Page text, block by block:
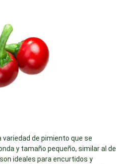
variedad de pimiento que se
y tamaño pequeño, similar al de
ideales para encurtidos y